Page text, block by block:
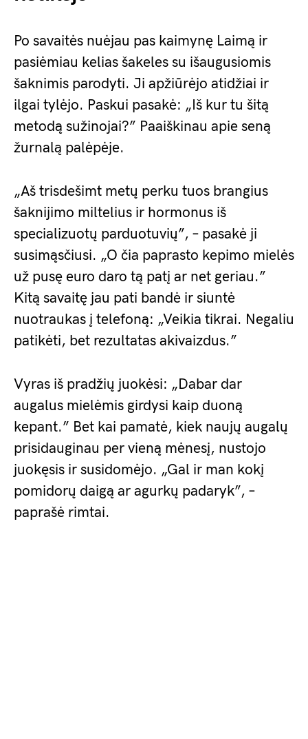
Po savaitės nuėjau pas kaimynę Laimą ir
pasiėmiau kelias šakeles su išaugusiomis
šaknimis parodyti. Ji apžiūrėjo atidžiai ir
ilgai tylėjo. Paskui pasakė: „Iš kur tu šitą
metodą sužinojai?” Paaiškinau apie seną
žurnalą palėpėje.
„Aš trisdešimt metų perku tuos brangius
šaknijimo miltelius ir hormonus iš
specializuotų parduotuvių”, – pasakė ji
susimąsčiusi. „O čia paprasto kepimo mielės
už pusę euro daro tą patį ar net geriau.”
Kitą savaitę jau pati bandė ir siuntė
nuotraukas į telefoną: „Veikia tikrai. Negaliu
patikėti, bet rezultatas akivaizdus.”
Vyras iš pradžių juokėsi: „Dabar dar
augalus mielėmis girdysi kaip duoną
kepant.” Bet kai pamatė, kiek naujų augalų
prisidauginau per vieną mėnesį, nustojo
juokęsis ir susidomėjo. „Gal ir man kokį
pomidorų daigą ar agurkų padaryk”, –
paprašė rimtai.